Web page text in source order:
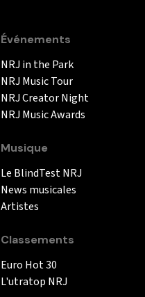
Événements
NRJ in the Park
NRJ Music Tour
NRJ Creator Night
NRJ Music Awards
Musique
Le BlindTest NRJ
News musicales
Artistes
Classements
Euro Hot 30
L'utratop NRJ